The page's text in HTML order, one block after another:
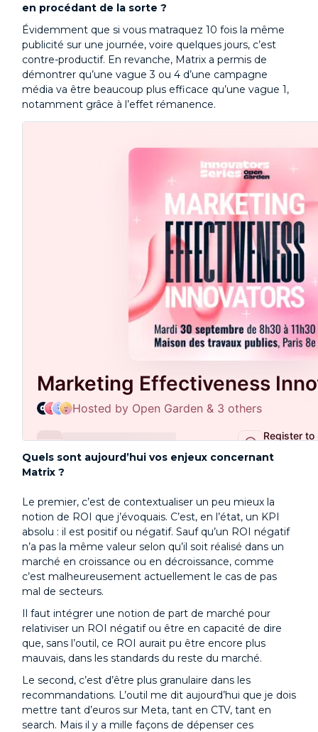
en procédant de la sorte ?
Évidemment que si vous matraquez 10 fois la même
publicité sur une journée, voire quelques jours, c’est
contre-productif. En revanche, Matrix a permis de
démontrer qu’une vague 3 ou 4 d’une campagne
média va être beaucoup plus efficace qu’une vague 1,
notamment grâce à l’effet rémanence.
Quels sont aujourd’hui vos enjeux concernant
Matrix ?
Le premier, c’est de contextualiser un peu mieux la
notion de ROI que j’évoquais. C’est, en l’état, un KPI
absolu : il est positif ou négatif. Sauf qu’un ROI négatif
n’a pas la même valeur selon qu’il soit réalisé dans un
marché en croissance ou en décroissance, comme
c’est malheureusement actuellement le cas de pas
mal de secteurs.
Il faut intégrer une notion de part de marché pour
relativiser un ROI négatif ou être en capacité de dire
que, sans l’outil, ce ROI aurait pu être encore plus
mauvais, dans les standards du reste du marché.
Le second, c’est d’être plus granulaire dans les
recommandations. L’outil me dit aujourd’hui que je dois
mettre tant d’euros sur Meta, tant en CTV, tant en
search. Mais il y a mille façons de dépenser ces